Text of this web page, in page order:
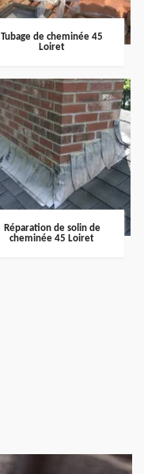
Tubage de cheminée 45
Loiret
Réparation de solin de
cheminée 45 Loiret